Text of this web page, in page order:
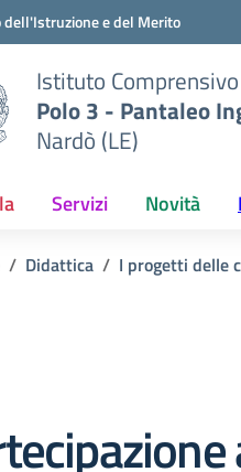
e del Merito
Istituto
Polo 3 - Pantaleo
Nardò (LE)
Servizi Novità
Didattica I progetti delle